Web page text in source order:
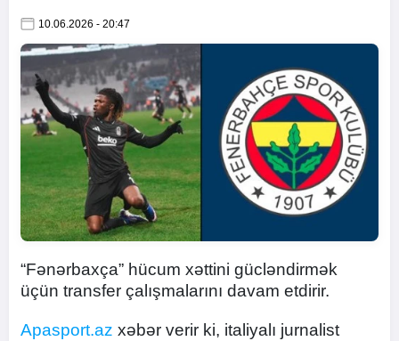
10.06.2026 - 20:47
“Fənərbaxça” hücum xəttini gücləndirmək
üçün transfer çalışmalarını davam etdirir.
Apasport.az xəbər verir ki, italiyalı jurnalist